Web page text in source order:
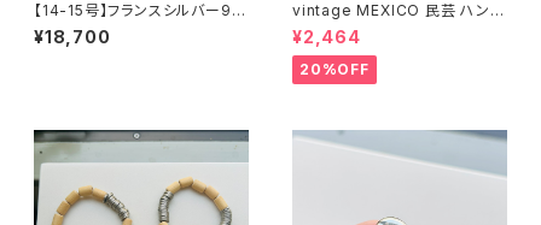
【14-15号】フランスシルバー92
5 Organic バンドヘビーリング
¥18,700
vintage MEXICO 民芸 ハンド
ペイント ソンブレロ灰皿
¥2,464
20%OFF